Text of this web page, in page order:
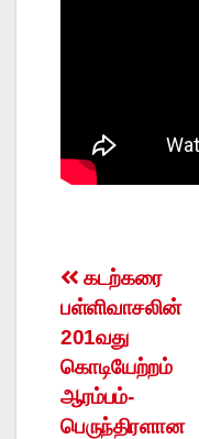
Post
கடற்கரை
பள்ளிவாசலின்
201வது
கொடியேற்றம்
ஆரம்பம்-
பெருந்திரளான